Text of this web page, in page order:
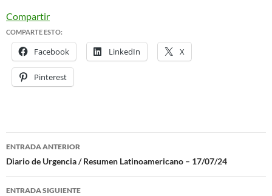
Compartir
COMPARTE ESTO:
Facebook LinkedIn X
Pinterest
Navegación
de
ENTRADA ANTERIOR
Diario de Urgencia / Resumen Latinoamericano – 17/07/24
ENTRADA SIGUIENTE